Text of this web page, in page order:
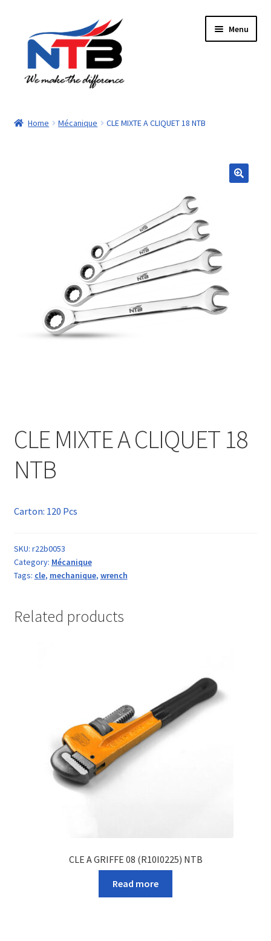
navigation
contenu
Menu
Home Mécanique CLE MIXTE A CLIQUET 18 NTB
CLE MIXTE A CLIQUET 18
NTB
Carton: 120 Pcs
SKU: r22b0053
Category: Mécanique
Tags: cle, mechanique, wrench
Related products
CLE A GRIFFE 08 (R10I0225) NTB
Read more